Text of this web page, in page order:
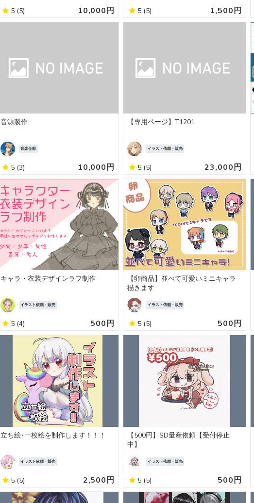
5 (5) 10,000円 5 (5) 1,500円
音源製作
音楽全般
5 (3) 10,000円
【専用ページ】T1201
イラスト依頼・販売
5 (5) 23,000円
キャラ・衣装デザインラフ制作
イラスト依頼・販売
5 (4) 500円
【卵商品】並べて可愛いミニキャラ
描きます
イラスト依頼・販売
5 (5) 500円
立ち絵･一枚絵を制作します！！！
イラスト依頼・販売
5 (5) 2,500円
【500円】SD量産依頼【受付停止
中】
イラスト依頼・販売
5 (5) 500円